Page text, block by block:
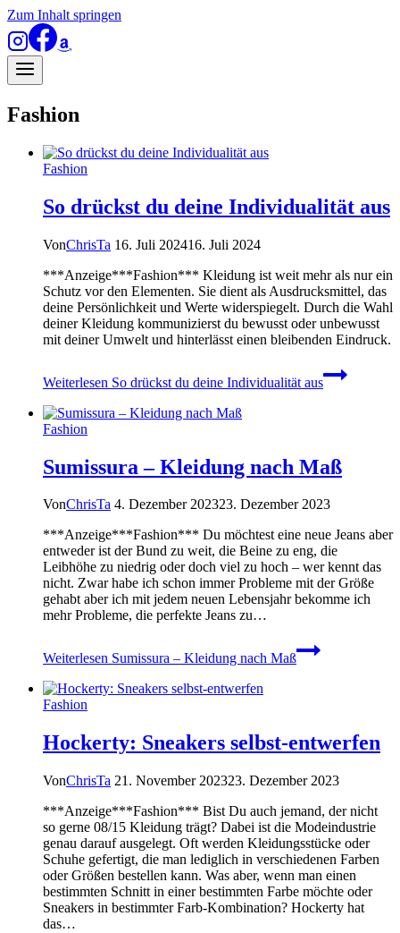
Zum Inhalt springen
Fashion
Fashion
So drückst du deine Individualität aus
VonChrisTa 16. Juli 202416. Juli 2024
***Anzeige***Fashion*** Kleidung ist weit mehr als nur ein
Schutz vor den Elementen. Sie dient als Ausdrucksmittel, das
deine Persönlichkeit und Werte widerspiegelt. Durch die Wahl
deiner Kleidung kommunizierst du bewusst oder unbewusst
mit deiner Umwelt und hinterlässt einen bleibenden Eindruck.
Weiterlesen So drückst du deine Individualität aus
Fashion
Sumissura – Kleidung nach Maß
VonChrisTa 4. Dezember 202323. Dezember 2023
***Anzeige***Fashion*** Du möchtest eine neue Jeans aber
entweder ist der Bund zu weit, die Beine zu eng, die
Leibhöhe zu niedrig oder doch viel zu hoch – wer kennt das
nicht. Zwar habe ich schon immer Probleme mit der Größe
gehabt aber ich mit jedem neuen Lebensjahr bekomme ich
mehr Probleme, die perfekte Jeans zu…
Weiterlesen Sumissura – Kleidung nach Maß
Fashion
Hockerty: Sneakers selbst-entwerfen
VonChrisTa 21. November 202323. Dezember 2023
***Anzeige***Fashion*** Bist Du auch jemand, der nicht
so gerne 08/15 Kleidung trägt? Dabei ist die Modeindustrie
genau darauf ausgelegt. Oft werden Kleidungsstücke oder
Schuhe gefertigt, die man lediglich in verschiedenen Farben
oder Größen bestellen kann. Was aber, wenn man einen
bestimmten Schnitt in einer bestimmten Farbe möchte oder
Sneakers in bestimmter Farb-Kombination? Hockerty hat
das…